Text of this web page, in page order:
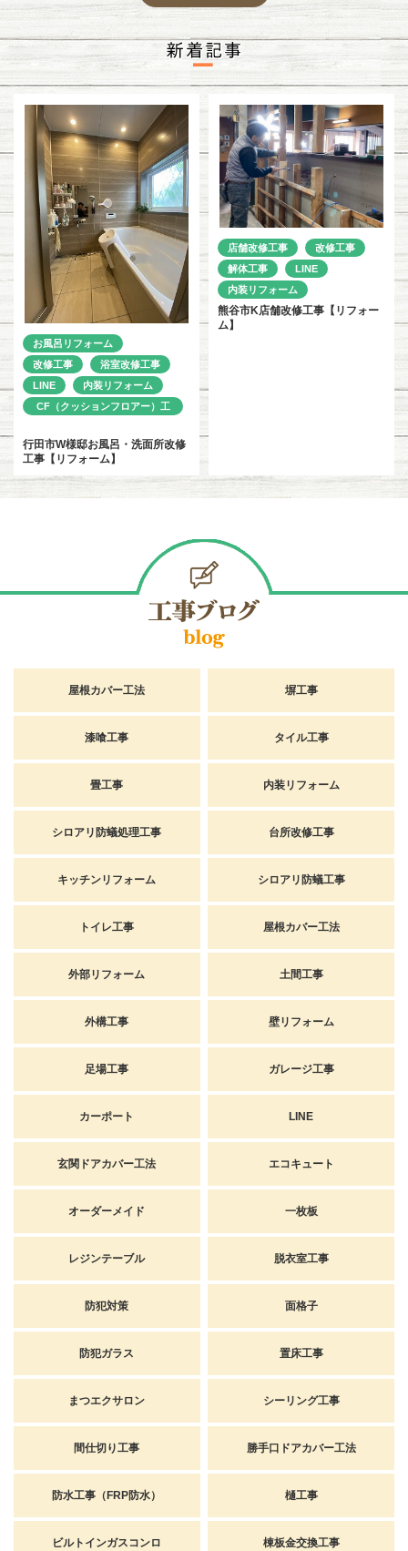
お風呂リフォーム
改修工事
浴室改修工事
LINE
内装リフォーム
CF（クッションフロアー）工
行田市W様邸お風呂・洗面所改修
工事【リフォーム】
店舗改修工事
改修工事
解体工事
LINE
内装リフォーム
熊谷市K店舗改修工事【リフォー
ム】
屋根カバー工法 塀工事
漆喰工事 タイル工事
畳工事 内装リフォーム
シロアリ防蟻処理工事 台所改修工事
キッチンリフォーム シロアリ防蟻工事
トイレ工事 屋根カバー工法
外部リフォーム 土間工事
外構工事 壁リフォーム
足場工事 ガレージ工事
カーポート LINE
玄関ドアカバー工法 エコキュート
オーダーメイド 一枚板
レジンテーブル 脱衣室工事
防犯対策 面格子
防犯ガラス 置床工事
まつエクサロン シーリング工事
間仕切り工事 勝手口ドアカバー工法
防水工事（FRP防水） 樋工事
ビルトインガスコンロ 棟板金交換工事